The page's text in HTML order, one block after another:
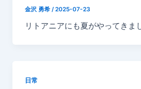
金沢 勇希 /2025-07-23
リトアニアにも夏がやってきま
日常